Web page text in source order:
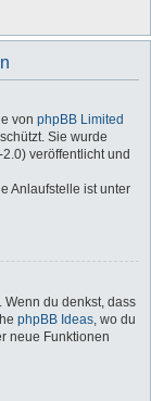
von phpBB Limited
Sie wurde
veröffentlicht und
Anlaufstelle ist unter
du denkst, dass
phpBB Ideas, wo du
neue Funktionen